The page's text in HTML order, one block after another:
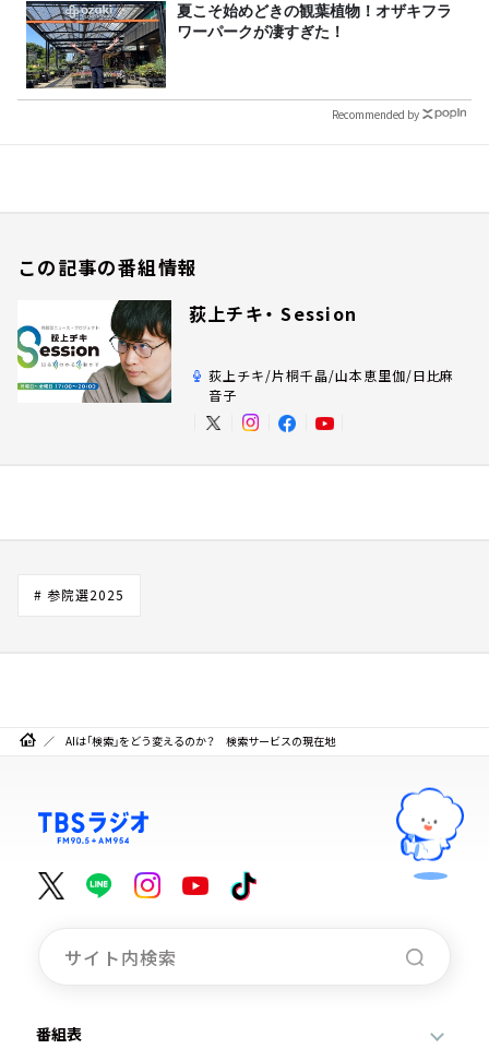
夏こそ始めどきの観葉植物！オザキフラ
ワーパークが凄すぎた！
Recommended by
この記事の番組情報
荻上チキ・ Session
荻上チキ/片桐千晶/山本恵里伽/日比麻
音子
# 参院選2025
AIは「検索」をどう変えるのか？ 検索サービスの現在地
番組表